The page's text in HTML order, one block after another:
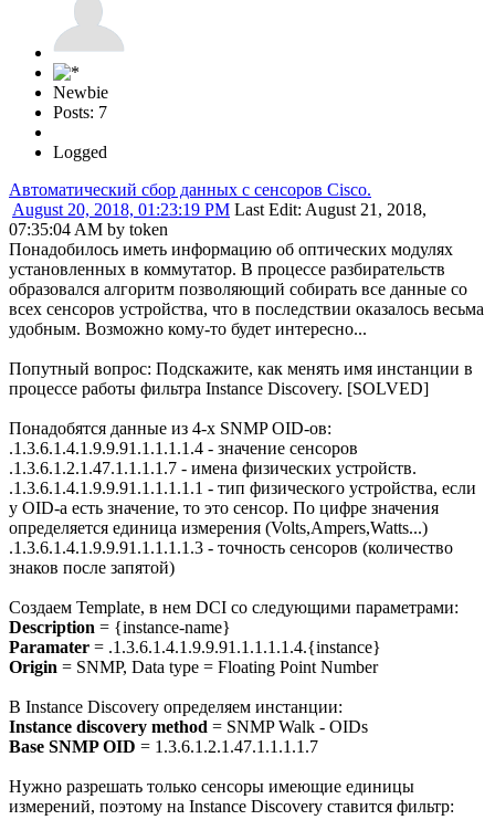
Newbie
Posts: 7
Logged
Автоматический сбор данных с сенсоров Cisco.
August 20, 2018, 01:23:19 PM Last Edit: August 21, 2018,
07:35:04 AM by token
Понадобилось иметь информацию об оптических модулях
установленных в коммутатор. В процессе разбирательств
образовался алгоритм позволяющий собирать все данные со
всех сенсоров устройства, что в последствии оказалось весьма
удобным. Возможно кому-то будет интересно...
Попутный вопрос: Подскажите, как менять имя инстанции в
процессе работы фильтра Instance Discovery. [SOLVED]
Понадобятся данные из 4-х SNMP OID-ов:
.1.3.6.1.4.1.9.9.91.1.1.1.1.4 - значение сенсоров
.1.3.6.1.2.1.47.1.1.1.1.7 - имена физических устройств.
.1.3.6.1.4.1.9.9.91.1.1.1.1.1 - тип физического устройства, если
у OID-а есть значение, то это сенсор. По цифре значения
определяется единица измерения (Volts,Ampers,Watts...)
.1.3.6.1.4.1.9.9.91.1.1.1.1.3 - точность сенсоров (количество
знаков после запятой)
Создаем Template, в нем DCI со следующими параметрами:
Description = {instance-name}
Paramater = .1.3.6.1.4.1.9.9.91.1.1.1.1.4.{instance}
Origin = SNMP, Data type = Floating Point Number
В Instance Discovery определяем инстанции:
Instance discovery method = SNMP Walk - OIDs
Base SNMP OID = 1.3.6.1.2.1.47.1.1.1.1.7
Нужно разрешать только сенсоры имеющие единицы
измерений, поэтому на Instance Discovery ставится фильтр: